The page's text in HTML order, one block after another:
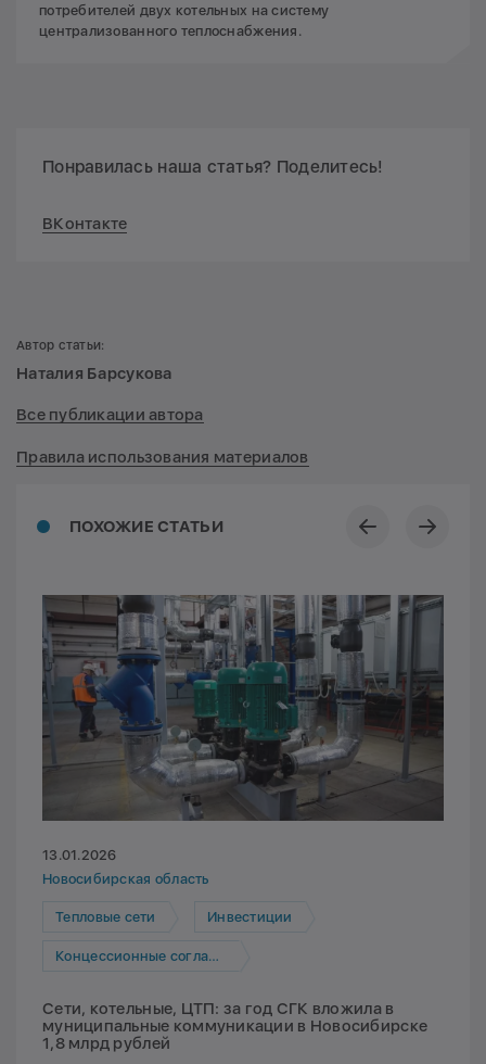
потребителей двух котельных на систему
централизованного теплоснабжения.
Понравилась наша статья? Поделитесь!
ВКонтакте
ПОХОЖИЕ СТАТЬИ
13.01.2026
Новосибирская область
Тепловые сети Инвестиции
Концессионные соглашения
Сети, котельные, ЦТП: за год СГК вложила в
муниципальные коммуникации в Новосибирске
1,8 млрд рублей
Автор статьи:
Наталия Барсукова
Все публикации автора
Правила использования материалов